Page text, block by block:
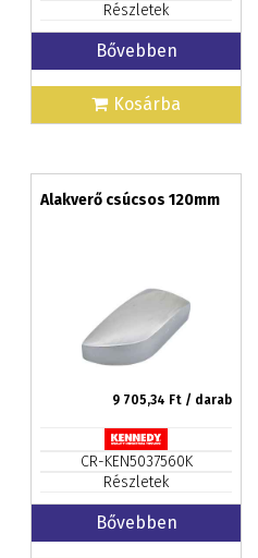
Részletek
Bővebben
Kosárba
Alakverő csúcsos 120mm
9 705,34 Ft / darab
CR-KEN5037560K
Részletek
Bővebben